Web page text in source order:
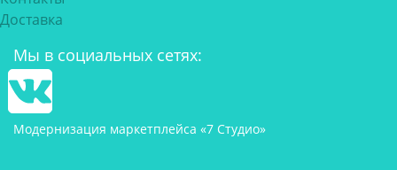
Доставка
Мы в социальных сетях:
Модернизация маркетплейса «7 Студио»